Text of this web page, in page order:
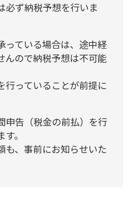
必ず納税予想を行いま
っている場合は、途中経
んので納税予想は不可能
行っていることが前提に
申告（税金の前払）を行
。
も、事前にお知らせいた